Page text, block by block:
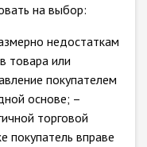
на выбор:
недостаткам
товара или
покупателем
основе; –
торговой
покупатель вправе